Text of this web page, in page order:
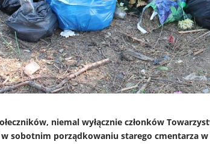
niemal wyłącznie członków
w sobotnim porządkowaniu starego cmentarza